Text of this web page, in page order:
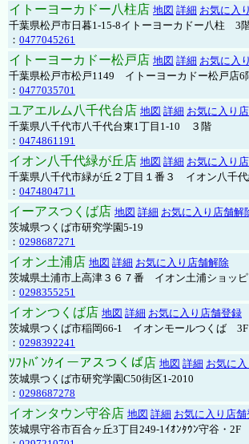
イトーヨーカドー八柱店 地図 詳細 お気に入
千葉県松戸市日暮1-15-8イトーヨーカドー八柱 3
： 0477045261
イトーヨーカドー松戸店 地図 詳細 お気に入
千葉県松戸市松戸1149 イトーヨーカドー松戸店6
： 0477035701
ユアエルム八千代台店 地図 詳細 お気に入り
千葉県八千代市八千代台東1丁目1-10 ３階
： 0474861191
イオン八千代緑が丘店 地図 詳細 お気に入り
千葉県八千代市緑が丘２丁目１番３ イオン八千
： 0474804711
イーアスつくば店 地図 詳細 お気に入り店舗解
茨城県つくば市研究学園5-19
： 0298687271
イオン土浦店 地図 詳細 お気に入り店舗解除
茨城県土浦市上高津３６７番 イオン土浦ショッ
： 0298355251
イオンつくば店 地図 詳細 お気に入り店舗登録
茨城県つくば市稲岡66-1 イオンモールつくば 3F
： 0298392241
ｿﾌﾄﾊﾞﾝｸイーアスつくば店 地図 詳細 お気に
茨城県つくば市研究学園C50街区1-2010
： 0298687278
イオンタウン守谷店 地図 詳細 お気に入り店舗
茨城県守谷市百合ヶ丘3丁目249-1ｲｵﾝﾀｳﾝ守谷・2F